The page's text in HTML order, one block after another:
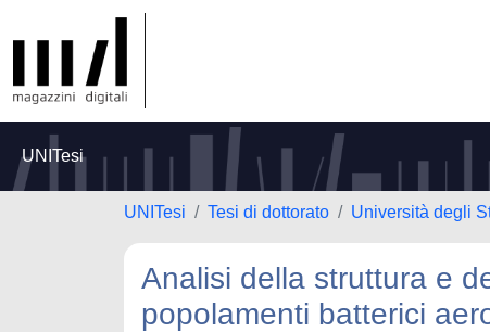
UNITesi
UNITesi Tesi di dottorato Università degli
Analisi della struttura e
popolamenti batterici